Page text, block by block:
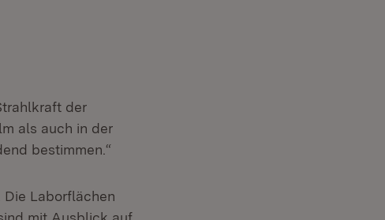
der
als auch in der
bestimmen.“
Laborflächen